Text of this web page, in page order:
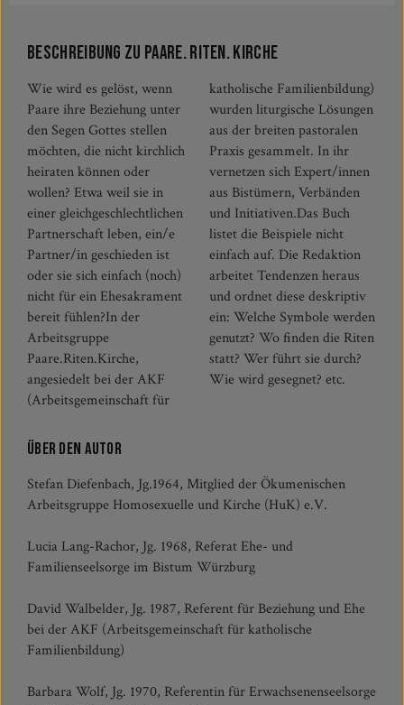
Beschreibung zu Paare. Riten. Kirche
Wie wird es gelöst, wenn
Paare ihre Beziehung unter
den Segen Gottes stellen
möchten, die nicht kirchlich
heiraten können oder
wollen? Etwa weil sie in
einer gleichgeschlechtlichen
Partnerschaft leben, ein/e
Partner/in geschieden ist
oder sie sich einfach (noch)
nicht für ein Ehesakrament
bereit fühlen?In der
Arbeitsgruppe
Paare.Riten.Kirche,
angesiedelt bei der AKF
(Arbeitsgemeinschaft für
katholische Familienbildung)
wurden liturgische Lösungen
aus der breiten pastoralen
Praxis gesammelt. In ihr
vernetzen sich Expert/innen
aus Bistümern, Verbänden
und Initiativen.Das Buch
listet die Beispiele nicht
einfach auf. Die Redaktion
arbeitet Tendenzen heraus
und ordnet diese deskriptiv
ein: Welche Symbole werden
genutzt? Wo finden die Riten
statt? Wer führt sie durch?
Wie wird gesegnet? etc.
Über den Autor
Stefan Diefenbach, Jg.1964, Mitglied der Ökumenischen
Arbeitsgruppe Homosexuelle und Kirche (HuK) e.V.
Lucia Lang-Rachor, Jg. 1968, Referat Ehe- und
Familienseelsorge im Bistum Würzburg
David Walbelder, Jg. 1987, Referent für Beziehung und Ehe
bei der AKF (Arbeitsgemeinschaft für katholische
Familienbildung)
Barbara Wolf, Jg. 1970, Referentin für Erwachsenenseelsorge